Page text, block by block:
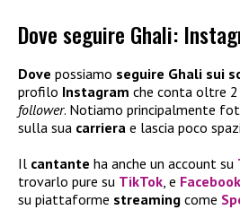
Dove seguire Ghali:
Dove possiamo seguire Ghali sui
profilo Instagram che conta oltre
follower. Notiamo principalmente
sulla sua carriera e lascia poco
Il cantante ha anche un account su
trovarlo pure su TikTok, e Facebook
su piattaforme streaming come